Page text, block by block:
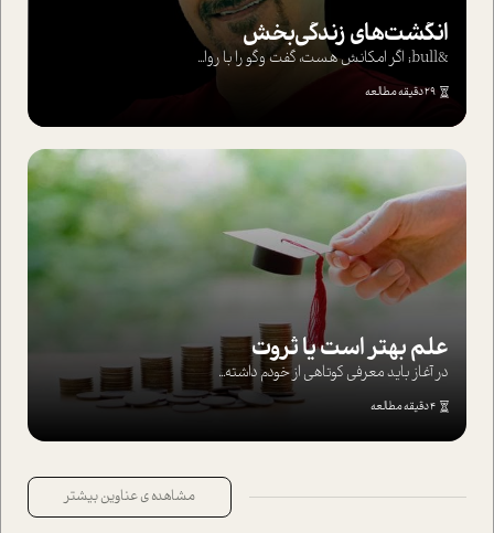
انگشت‌های‌ زندگی‌بخش
&bull; اگر امکانش هست، گفت وگو را با روا...
29 دقیقه مطالعه
علم بهتر است یا ثروت
در آغاز باید معرفی کوتاهی از خودم داشته...
4 دقیقه مطالعه
مشاهده ی عناوین بیشتر